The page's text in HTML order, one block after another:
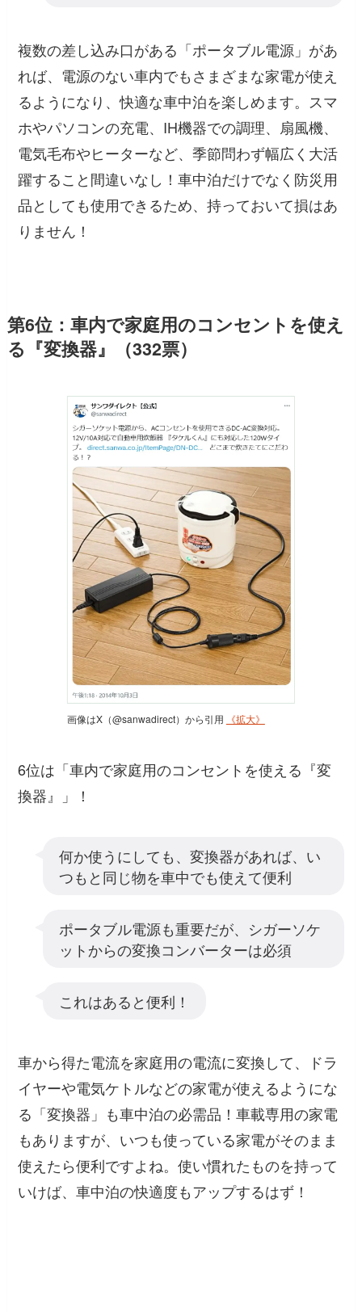
複数の差し込み口がある「ポータブル電源」があ
れば、電源のない車内でもさまざまな家電が使え
るようになり、快適な車中泊を楽しめます。スマ
ホやパソコンの充電、IH機器での調理、扇風機、
電気毛布やヒーターなど、季節問わず幅広く大活
躍すること間違いなし！車中泊だけでなく防災用
品としても使用できるため、持っておいて損はあ
りません！
第6位：車内で家庭用のコンセントを使え
る『変換器』（332票）
画像はX（@sanwadirect）から引用 《拡大》
6位は「車内で家庭用のコンセントを使える『変
換器』」！
何か使うにしても、変換器があれば、い
つもと同じ物を車中でも使えて便利
ポータブル電源も重要だが、シガーソケ
ットからの変換コンバーターは必須
これはあると便利！
車から得た電流を家庭用の電流に変換して、ドラ
イヤーや電気ケトルなどの家電が使えるようにな
る「変換器」も車中泊の必需品！車載専用の家電
もありますが、いつも使っている家電がそのまま
使えたら便利ですよね。使い慣れたものを持って
いけば、車中泊の快適度もアップするはず！